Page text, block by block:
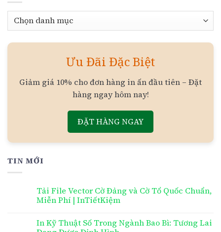
Chuyên
Ưu Đãi Đặc Biệt
Giảm giá 10% cho đơn hàng in ấn đầu tiên – Đặt
hàng ngay hôm nay!
ĐẶT HÀNG NGAY
TIN MỚI
Tải File Vector Cờ Đảng và Cờ Tổ Quốc Chuẩn,
Miễn Phí | InTiếtKiệm
In Kỹ Thuật Số Trong Ngành Bao Bì: Tương Lai